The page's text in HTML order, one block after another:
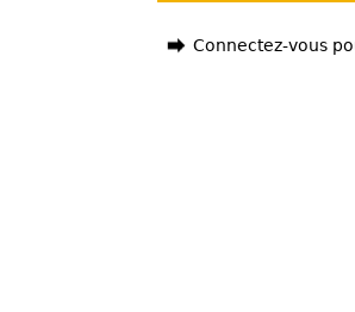
Connectez-vous